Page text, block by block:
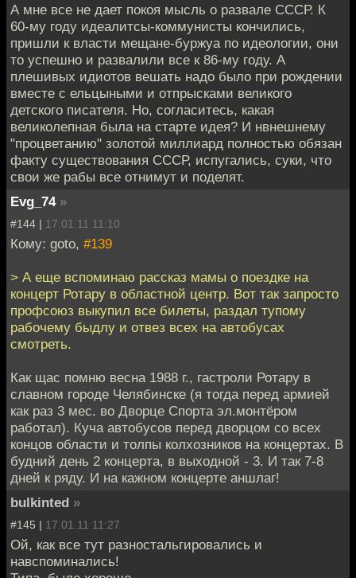
А мне все не дает покоя мысль о развале СССР. К
60-му году идеалитсы-коммунисты кончились,
пришли к власти мещане-буржуа по идеологии, они
то успешно и развалили все к 86-му году. А
плешивых идиотов вешать надо было при рождении
вместе с ельцыными и отпрысками великого
детского писателя. Но, согласитесь, какая
великолепная была на старте идея? И нвнешнему
"процветанию" золотой миллиард полностью обязан
факту существования СССР, испугались, суки, что
свои же рабы все отнимут и поделят.
Evg_74 »
#144 | 17.01.11 11:10
Кому: goto, #139
> А еще вспоминаю рассказ мамы о поездке на
концерт Ротару в областной центр. Вот так запросто
профсоюз выкупил все билеты, раздал тупому
рабочему быдлу и отвез всех на автобусах
смотреть.
Как щас помню весна 1988 г., гастроли Ротару в
славном городе Челябинске (я тогда перед армией
как раз 3 мес. во Дворце Спорта эл.монтёром
работал). Куча автобусов перед дворцом со всех
концов области и толпы колхозников на концертах. В
будний день 2 концерта, в выходной - 3. И так 7-8
дней к ряду. И на кажном концерте аншлаг!
bulkinted »
#145 | 17.01.11 11:27
Ой, как все тут разностальгировались и
навспоминались!